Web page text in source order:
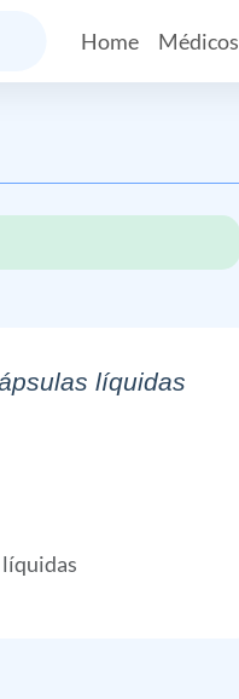
Home Médicos
líquidas
líquidas